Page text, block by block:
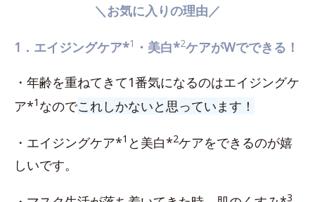
＼お気に入りの理由／
1．エイジングケア*1 ・美白*2ケアがWでできる！
・年齢を重ねてきて1番気になるのはエイジングケ
ア*1 なのでこれしかないと思っています！
・エイジングケア*1 と美白*2ケアをできるのが嬉
しいです。
3